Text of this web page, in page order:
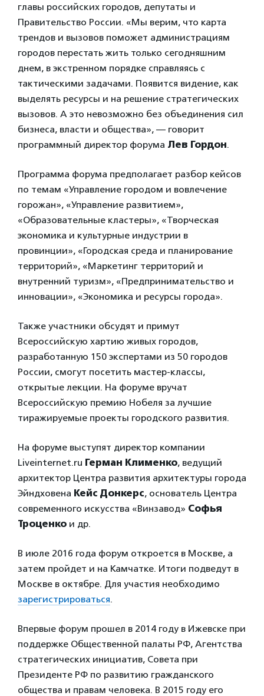
главы российских городов, депутаты и
Правительство России. «Мы верим, что карта
трендов и вызовов поможет администрациям
городов перестать жить только сегодняшним
днем, в экстренном порядке справляясь с
тактическими задачами. Появится видение, как
выделять ресурсы и на решение стратегических
вызовов. А это невозможно без объединения сил
бизнеса, власти и общества», — говорит
программный директор форума Лев Гордон.
Программа форума предполагает разбор кейсов
по темам «Управление городом и вовлечение
горожан», «Управление развитием»,
«Образовательные кластеры», «Творческая
экономика и культурные индустрии в
провинции», «Городская среда и планирование
территорий», «Маркетинг территорий и
внутренний туризм», «Предпринимательство и
инновации», «Экономика и ресурсы города».
Также участники обсудят и примут
Всероссийскую хартию живых городов,
разработанную 150 экспертами из 50 городов
России, смогут посетить мастер-классы,
открытые лекции. На форуме вручат
Всероссийскую премию Нобеля за лучшие
тиражируемые проекты городского развития.
На форуме выступят директор компании
Liveinternet.ru Герман Клименко, ведущий
архитектор Центра развития архитектуры города
Эйндховена Кейс Донкерс, основатель Центра
современного искусства «Винзавод» Софья
Троценко и др.
В июле 2016 года форум откроется в Москве, а
затем пройдет и на Камчатке. Итоги подведут в
Москве в октябре. Для участия необходимо
зарегистрироваться.
Впервые форум прошел в 2014 году в Ижевске при
поддержке Общественной палаты РФ, Агентства
стратегических инициатив, Совета при
Президенте РФ по развитию гражданского
общества и правам человека. В 2015 году его